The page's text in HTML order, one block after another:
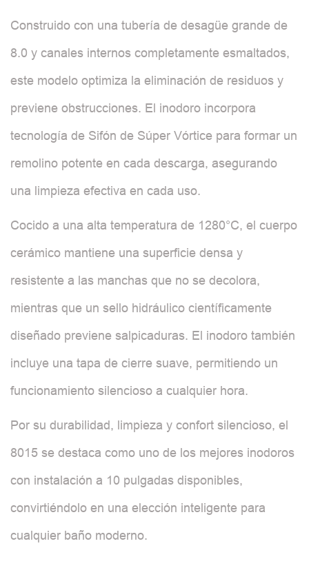
Construido con una tubería de desagüe grande de
8.0 y canales internos completamente esmaltados,
este modelo optimiza la eliminación de residuos y
previene obstrucciones. El inodoro incorpora
tecnología de Sifón de Súper Vórtice para formar un
remolino potente en cada descarga, asegurando
una limpieza efectiva en cada uso.
Cocido a una alta temperatura de 1280°C, el cuerpo
cerámico mantiene una superficie densa y
resistente a las manchas que no se decolora,
mientras que un sello hidráulico científicamente
diseñado previene salpicaduras. El inodoro también
incluye una tapa de cierre suave, permitiendo un
funcionamiento silencioso a cualquier hora.
Por su durabilidad, limpieza y confort silencioso, el
8015 se destaca como uno de los mejores inodoros
con instalación a 10 pulgadas disponibles,
convirtiéndolo en una elección inteligente para
cualquier baño moderno.